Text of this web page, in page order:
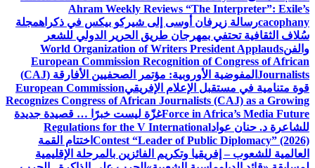
Ahram Weekly Reviews “The Interpreter”: Exile’s
cacophanyرسالة زيرفان أوسى إلى شيركو بيكس في ذكراهمجلة
سُلاف الثقافية تحتفي بمهرجان طريق الحرير الدولي للشعر
والفنWorld Organization of Writers President Applauds
European Commission Recognition of Congress of African
Journalists
المفوضية الأوروبية: مؤتمر الصحفيين الأفارقة (CAJ)
قوة متنامية في مستقبل الإعلام الإفريقيEuropean Commission
Recognizes Congress of African Journalists (CAJ) as a Growing
Force in Africa’s Media Futureغزّة ليست خبرًا … قصيدة جديدة
للشاعرة د. حنان عوادRegulations for the V International
Contest “Leader of Public Diplomacy” (2026) اختتام القمة
العالمية للشعوب – إفريقيا وتكريم الفائزين بالمرحلة الإقليمية